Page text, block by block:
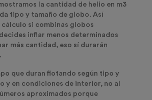
la cantidad de helio en m3
tipo y tamaño de globo. Así
cálculo si combinas globos
inflar menos determinados
más cantidad, eso sí durarán
que duran flotando según tipo y
y en condiciones de interior, no al
aproximados porque